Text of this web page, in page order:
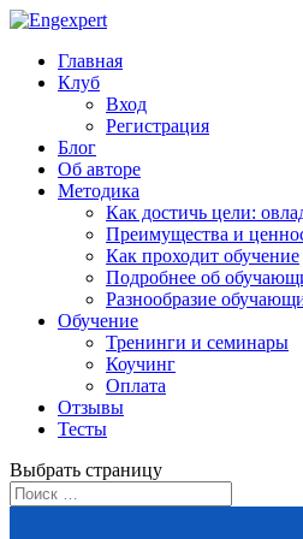
Главная
Клуб
Вход
Регистрация
Блог
Об авторе
Методика
Как достичь цели:
Преимущества и
Как проходит обучение
Подробнее об
Разнообразие
Обучение
Тренинги и семинары
Коучинг
Оплата
Отзывы
Тесты
Выбрать страницу